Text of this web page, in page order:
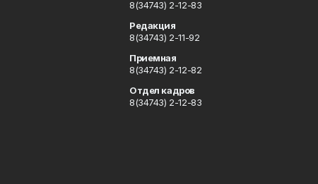
8(34743) 2-12-83
Редакция
8(34743) 2-11-92
Приемная
8(34743) 2-12-82
Отдел кадров
8(34743) 2-12-83